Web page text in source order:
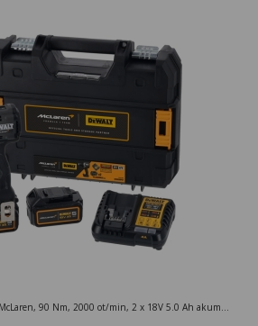
Aku příklepová vrtačka 18V McLaren, 90 Nm, 2000 ot/min, 2 x 18V 5.0 Ah akumulátory, nabíječka, kufr TSTAK